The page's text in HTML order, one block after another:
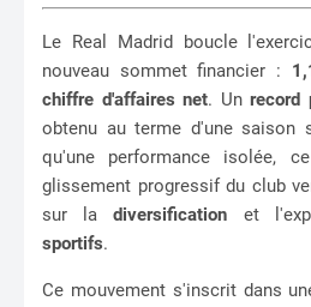
Le Real Madrid boucle
nouveau sommet financier :
chiffre d'affaires net. Un record
obtenu au terme d'une saison
qu'une performance isolée,
glissement progressif du club
sur ladiversification et
sportifs.
Ce mouvement s'inscrit dans